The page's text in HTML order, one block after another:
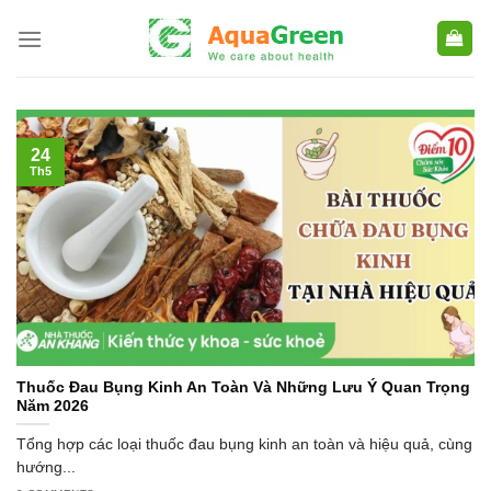
Thuốc Đau Bụng Kinh An Toàn Và Những Lưu Ý Quan Trọng
Năm 2026
Tổng hợp các loại thuốc đau bụng kinh an toàn và hiệu quả, cùng
hướng...
24
Th5